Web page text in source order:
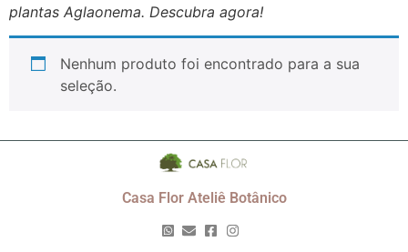
plantas Aglaonema. Descubra agora!
Nenhum produto foi encontrado para a sua
seleção.
Casa Flor Ateliê Botânico